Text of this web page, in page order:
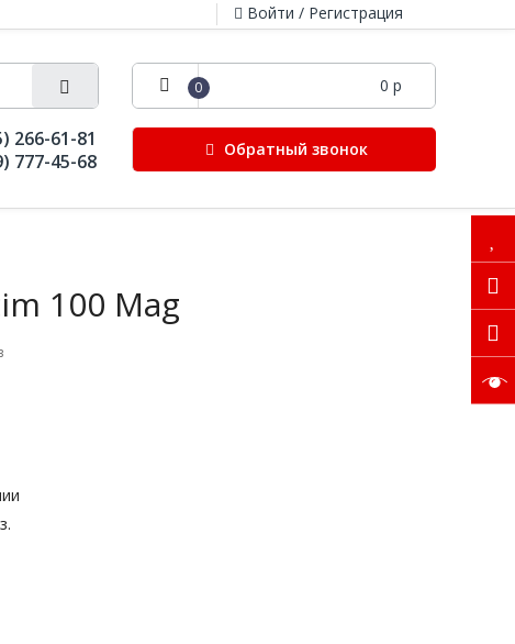
Войти / Регистрация
0 0 р
266-61-81
777-45-68
Обратный звонок
100 Mag